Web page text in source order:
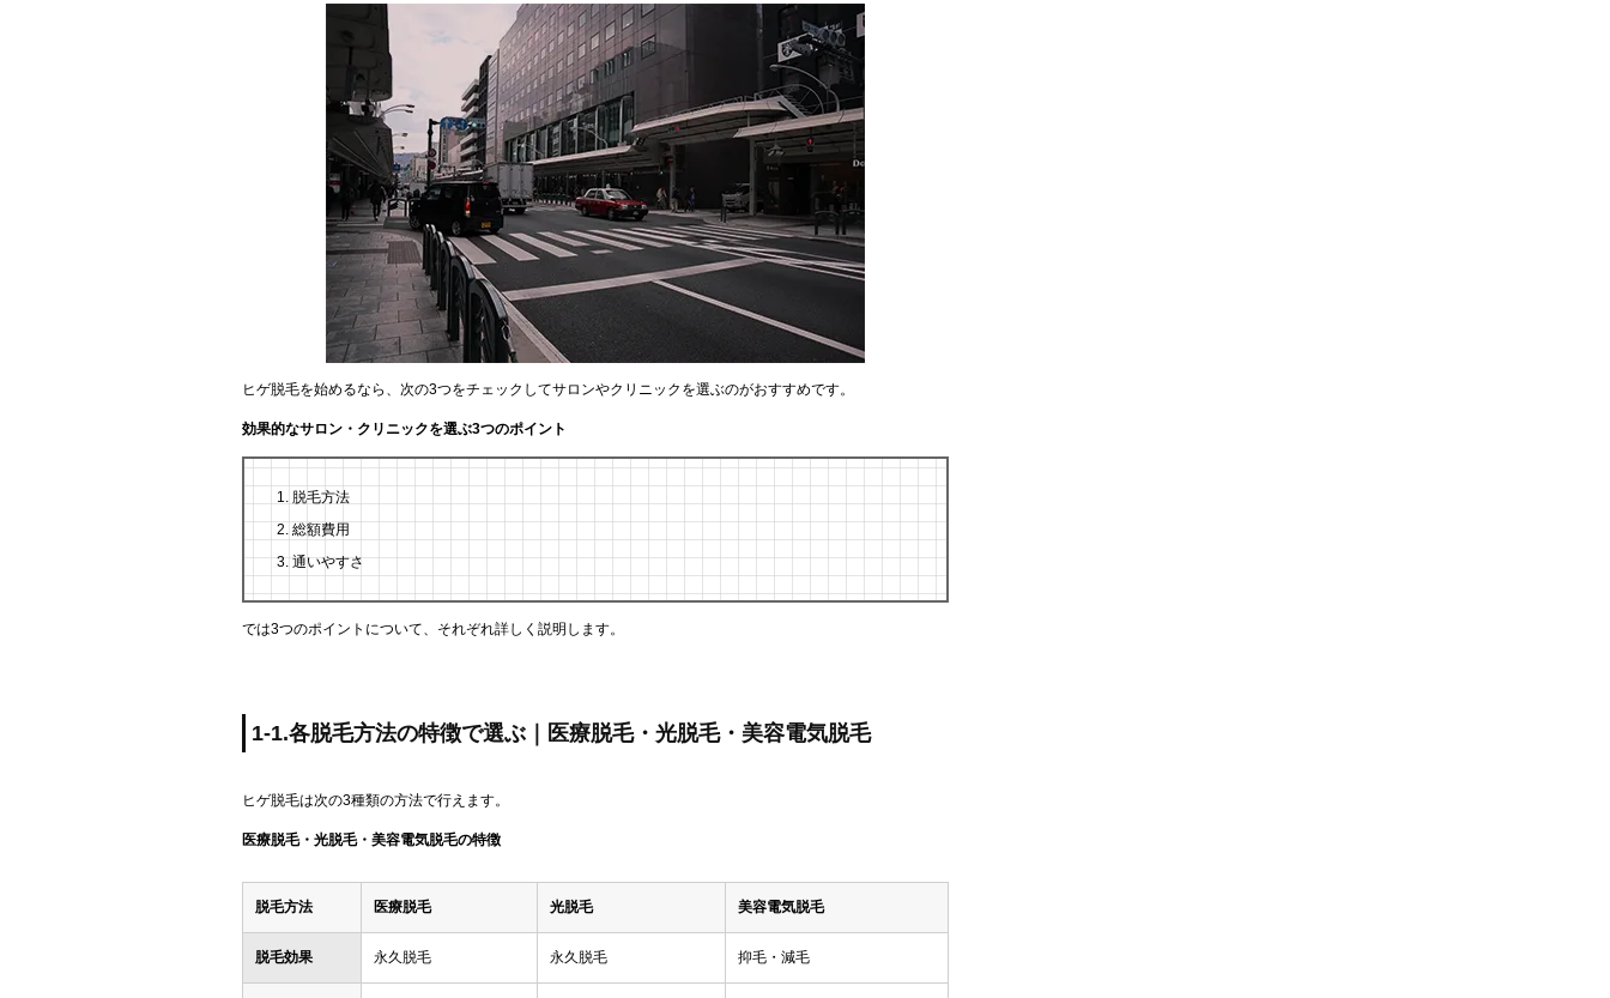
ヒゲ脱毛を始めるなら、次の3つをチェックしてサロンやクリニックを選ぶのがおすすめです。
効果的なサロン・クリニックを選ぶ3つのポイント
脱毛方法
総額費用
通いやすさ
では3つのポイントについて、それぞれ詳しく説明します。
1-1.各脱毛方法の特徴で選ぶ｜医療脱毛・光脱毛・美容電気脱毛
ヒゲ脱毛は次の3種類の方法で行えます。
医療脱毛・光脱毛・美容電気脱毛の特徴
脱毛方法 医療脱毛 光脱毛 美容電気脱毛
脱毛効果 永久脱毛 永久脱毛 抑毛・減毛